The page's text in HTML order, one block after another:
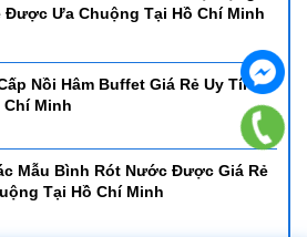
Được Ưa Chuộng Tại Hồ Chí Minh
Nồi Hâm Buffet Giá Rẻ Uy Tín
Chí Minh
Mẫu Bình Rót Nước Được Giá Rẻ
Tại Hồ Chí Minh